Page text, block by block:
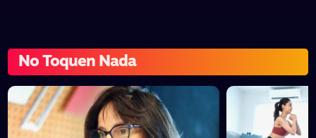
No Toquen Nada